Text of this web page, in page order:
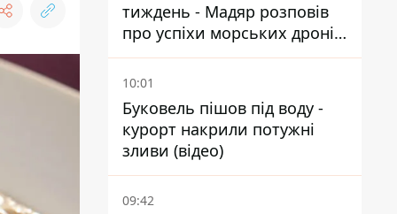
тиждень - Мадяр розповів
про успіхи морських дронів
у Чорному та Азовському
морях
10:01
Буковель пішов під воду -
курорт накрили потужні
зливи (відео)
09:42